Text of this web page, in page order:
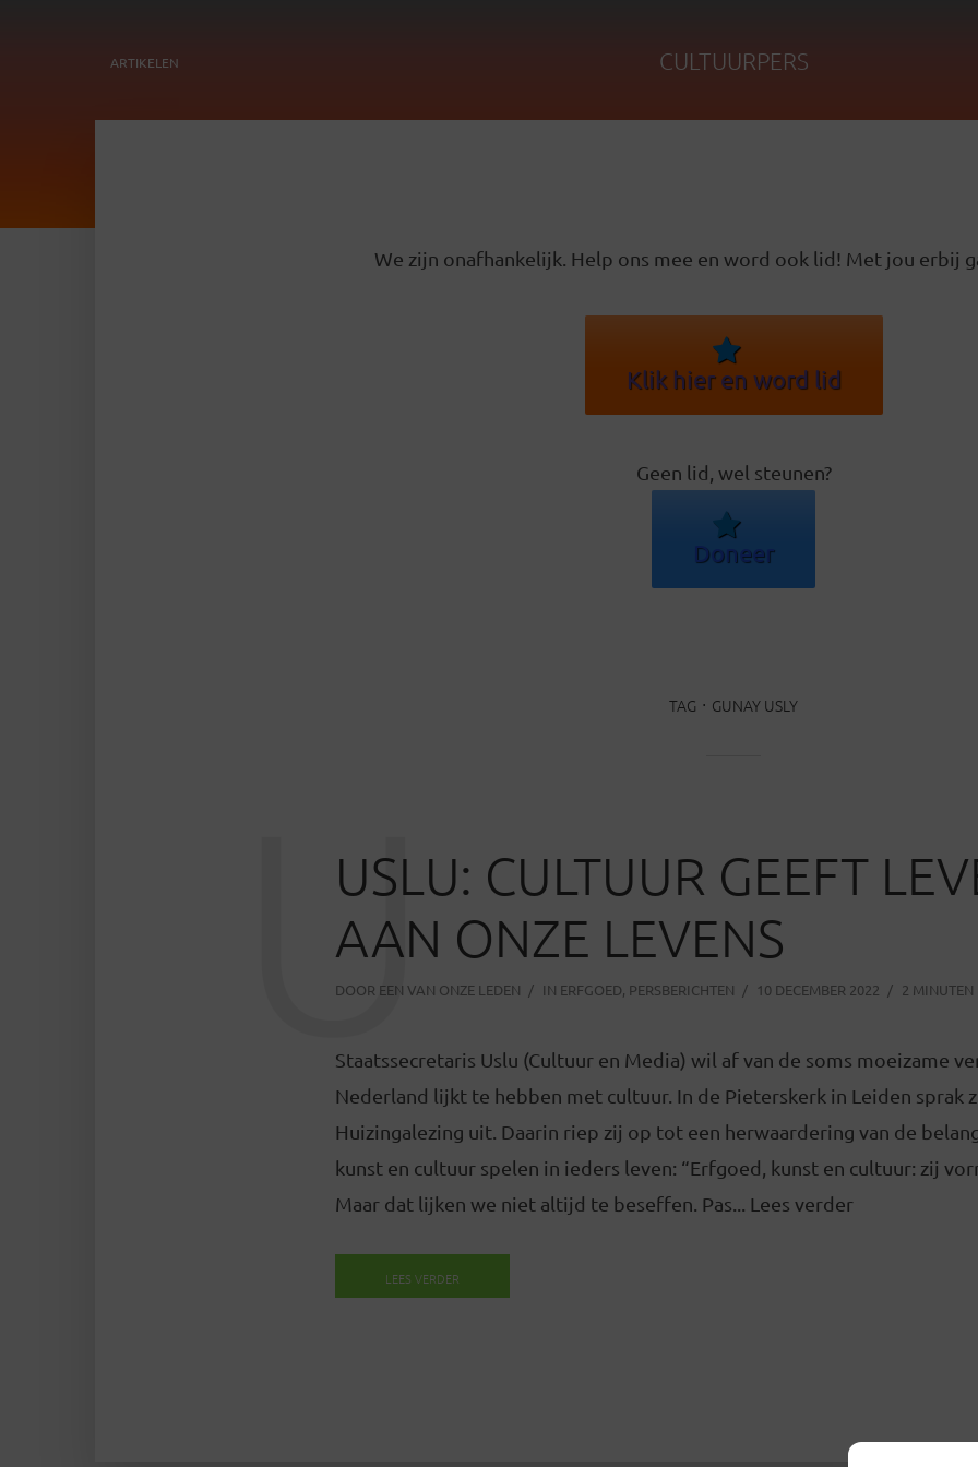
ARTIKELEN CULTUURPERS
We zijn onafhankelijk. Help ons mee en word ook lid! Met jou erbij
Klik hier en word lid
Geen lid, wel steunen?
Doneer
TAG GUNAY USLY
USLU: CULTUUR GEEFT
AAN ONZE LEVENS
DOOR EEN VAN ONZE LEDEN IN ERFGOED, PERSBERICHTEN 10 DECEMBER 2022 2 MINUTEN
U
Staatssecretaris Uslu (Cultuur en Media) wil af van de soms moeizame
Nederland lijkt te hebben met cultuur. In de Pieterskerk in Leiden sprak
Huizingalezing uit. Daarin riep zij op tot een herwaardering van de
kunst en cultuur spelen in ieders leven: “Erfgoed, kunst en cultuur: zij
Maar dat lijken we niet altijd te beseffen. Pas... Lees verder
LEES VERDER